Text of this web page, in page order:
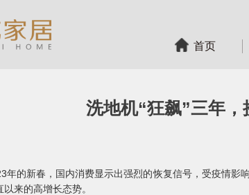
首页
洗地机“狂飙”三年
的新春，国内消费显示出强烈的恢复信号，受疫情影
以来的高增长态势。